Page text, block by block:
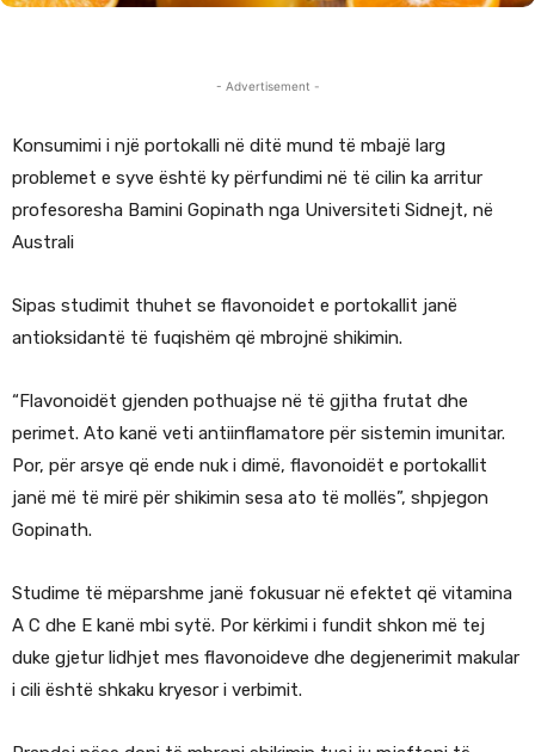
- Advertisement -
Konsumimi i një portokalli në ditë mund të mbajë larg
problemet e syve është ky përfundimi në të cilin ka arritur
profesoresha Bamini Gopinath nga Universiteti Sidnejt, në
Australi
Sipas studimit thuhet se flavonoidet e portokallit janë
antioksidantë të fuqishëm që mbrojnë shikimin.
“Flavonoidët gjenden pothuajse në të gjitha frutat dhe
perimet. Ato kanë veti antiinflamatore për sistemin imunitar.
Por, për arsye që ende nuk i dimë, flavonoidët e portokallit
janë më të mirë për shikimin sesa ato të mollës”, shpjegon
Gopinath.
Studime të mëparshme janë fokusuar në efektet që vitamina
A C dhe E kanë mbi sytë. Por kërkimi i fundit shkon më tej
duke gjetur lidhjet mes flavonoideve dhe degjenerimit makular
i cili është shkaku kryesor i verbimit.